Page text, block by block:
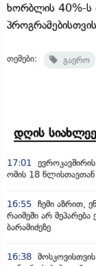
ხორბლის 40%-ს
თემები: გაერო
დღის
17:01
ომის 18 წლისთავთან
16:55 ჩემი აზრით,
რაიმეში არ მეპარება
ბარამიძეზე
16:38